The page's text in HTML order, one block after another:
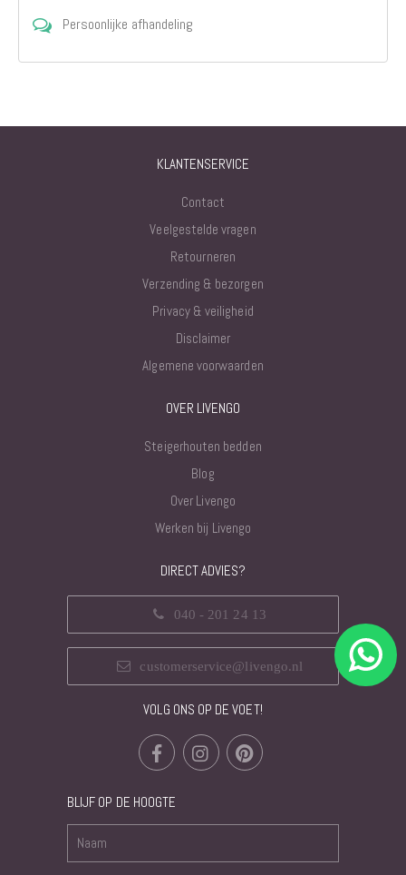
Persoonlijke afhandeling
KLANTENSERVICE
Contact
Veelgestelde vragen
Retourneren
Verzending & bezorgen
Privacy & veiligheid
Disclaimer
Algemene voorwaarden
OVER LIVENGO
Steigerhouten bedden
Blog
Over Livengo
Werken bij Livengo
DIRECT ADVIES?
040 - 201 24 13
customerservice@livengo.nl
VOLG ONS OP DE VOET!
BLIJF OP DE HOOGTE